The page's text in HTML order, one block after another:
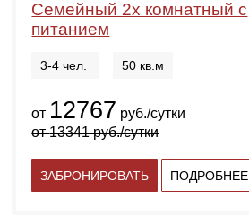
Семейный 2х комнатный с
питанием
3-4 чел. 50 кв.м
от 12767 руб./сутки
от13341руб./сутки
ЗАБРОНИРОВАТЬ ПОДРОБНЕЕ